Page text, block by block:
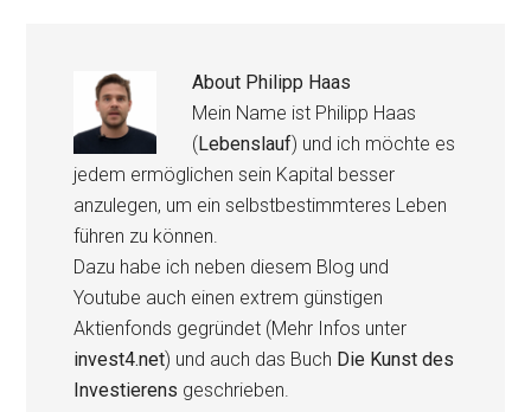
About Philipp Haas
Mein Name ist Philipp Haas
(Lebenslauf) und ich möchte es
jedem ermöglichen sein Kapital besser
anzulegen, um ein selbstbestimmteres Leben
führen zu können.
Dazu habe ich neben diesem Blog und
Youtube auch einen extrem günstigen
Aktienfonds gegründet (Mehr Infos unter
invest4.net) und auch das Buch Die Kunst des
Investierens geschrieben.